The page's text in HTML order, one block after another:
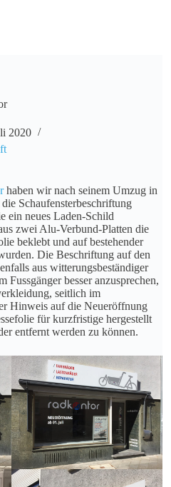
2020
haben wir nach seinem Umzug in
Schaufensterbeschriftung
ein neues Laden-Schild
zwei Alu-Verbund-Platten die
beklebt und auf bestehender
Die Beschriftung auf den
aus witterungsbeständiger
besser anzusprechen,
seitlich im
Hinweis auf die Neueröffnung
für kurzfristige hergestellt
entfernt werden zu können.